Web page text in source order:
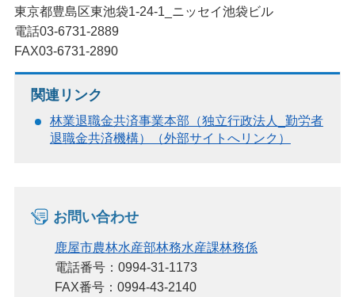
東京都豊島区東池袋1-24-1_ニッセイ池袋ビル
電話03-6731-2889
FAX03-6731-2890
関連リンク
林業退職金共済事業本部（独立行政法人_勤労者
退職金共済機構）（外部サイトへリンク）
お問い合わせ
鹿屋市農林水産部林務水産課林務係
電話番号：0994-31-1173
FAX番号：0994-43-2140